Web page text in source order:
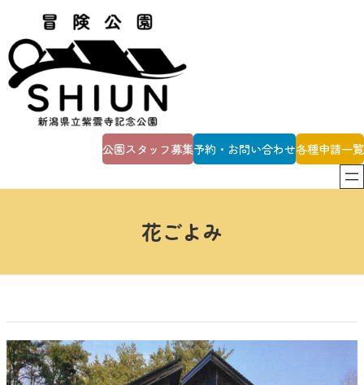
を
ス
キ
公園スタッフ募集予約・お問い合わせ各種申請一覧
花ごよみ